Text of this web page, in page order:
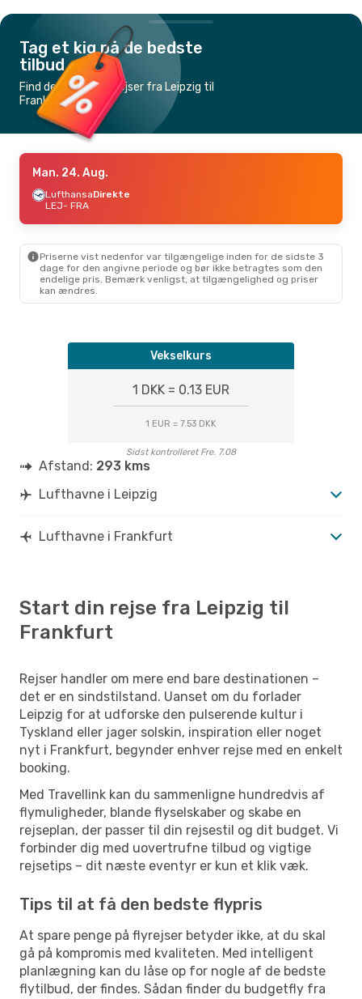
Tag et kig på de bedste
tilbud
Find de billigste flyrejser fra Leipzig til
Frankfurt
Man. 24. Aug.
LufthansaDirekte
LEJ- FRA
Priserne vist nedenfor var tilgængelige inden for de sidste 3
dage for den angivne periode og bør ikke betragtes som den
endelige pris. Bemærk venligst, at tilgængelighed og priser
kan ændres.
Vekselkurs
1 DKK = 0.13 EUR
1 EUR = 7.53 DKK
Sidst kontrolleret Fre. 7.08
Afstand: 293 kms
Lufthavne i Leipzig
Lufthavne i Frankfurt
Start din rejse fra Leipzig til
Frankfurt
Rejser handler om mere end bare destinationen –
det er en sindstilstand. Uanset om du forlader
Leipzig for at udforske den pulserende kultur i
Tyskland eller jager solskin, inspiration eller noget
nyt i Frankfurt, begynder enhver rejse med en enkelt
booking.
Med Travellink kan du sammenligne hundredvis af
flymuligheder, blande flyselskaber og skabe en
rejseplan, der passer til din rejsestil og dit budget. Vi
forbinder dig med uovertrufne tilbud og vigtige
rejsetips – dit næste eventyr er kun et klik væk.
Tips til at få den bedste flypris
At spare penge på flyrejser betyder ikke, at du skal
gå på kompromis med kvaliteten. Med intelligent
planlægning kan du låse op for nogle af de bedste
flytilbud, der findes. Sådan finder du budgetfly fra